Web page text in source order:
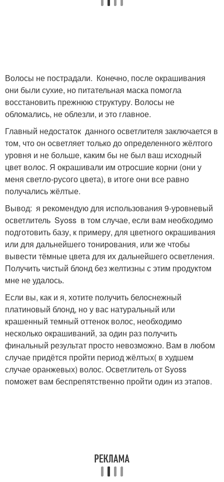
Волосы не пострадали. Конечно, после окрашивания
они были сухие, но питательная маска помогла
восстановить прежнюю структуру. Волосы не
обломались, не облезли, и это главное.
Главный недостаток данного осветлителя заключается в
том, что он осветляет только до определенного жёлтого
уровня и не больше, каким бы не был ваш исходный
цвет волос. Я окрашивали им отросшие корни (они у
меня светло-русого цвета), в итоге они все равно
получались жёлтые.
Вывод: я рекомендую для использования 9-уровневый
осветлитель Syoss в том случае, если вам необходимо
подготовить базу, к примеру, для цветного окрашивания
или для дальнейшего тонирования, или же чтобы
вывести тёмные цвета для их дальнейшего осветления.
Получить чистый блонд без желтизны с этим продуктом
мне не удалось.
Если вы, как и я, хотите получить белоснежный
платиновый блонд, но у вас натуральный или
крашенный темный оттенок волос, необходимо
несколько окрашиваний, за один раз получить
финальный результат просто невозможно. Вам в любом
случае придётся пройти период жёлтых( в худшем
случае оранжевых) волос. Осветлитель от Syoss
поможет вам беспрепятственно пройти один из этапов.